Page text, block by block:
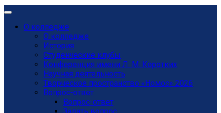
О колледже
О колледже
История
Студенческие клубы
Конференция имени Л. М. Коротких
Научная деятельность
Творческое пространство «Номос» 2026
Вопрос-ответ
Вопрос-ответ